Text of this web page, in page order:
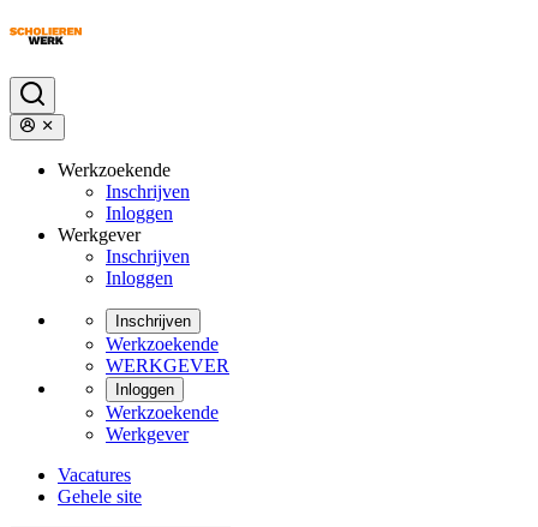
Werkzoekende
Inschrijven
Inloggen
Werkgever
Inschrijven
Inloggen
Inschrijven
Werkzoekende
WERKGEVER
Inloggen
Werkzoekende
Werkgever
Vacatures
Gehele site